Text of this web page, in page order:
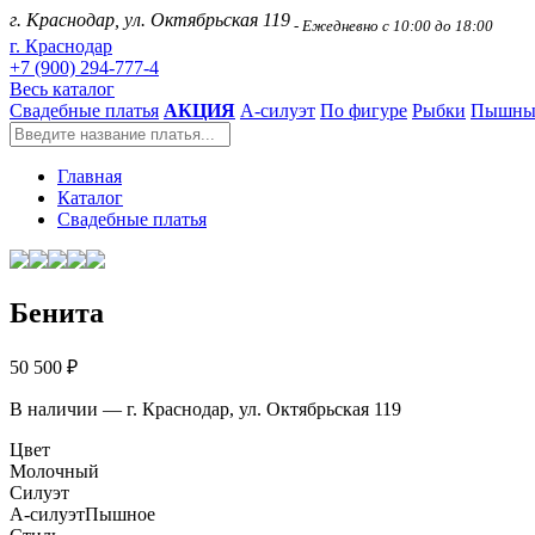
г. Краснодар, ул. Октябрьская 119 - Ежедневно с 10:00 до 18:00
г. Краснодар
+7 (900) 294-777-4
Весь каталог
Свадебные платья АКЦИЯ А-силуэт По фигуре Рыбки
Главная
Каталог
Свадебные платья
Бенита
50 500 ₽
В наличии — г. Краснодар, ул. Октябрьская 119
Цвет
Молочный
Силуэт
А-силуэтПышное